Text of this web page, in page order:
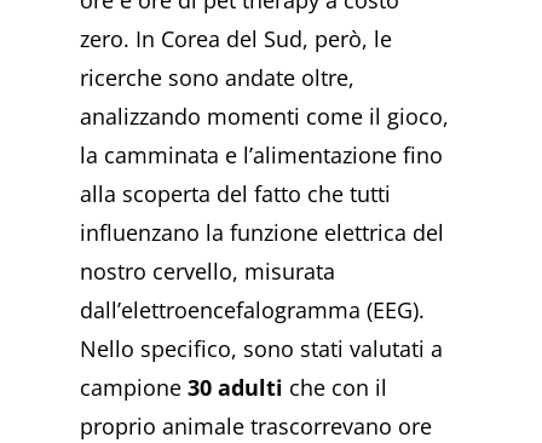
zero. In Corea del Sud, però, le
ricerche sono andate oltre,
analizzando momenti come il gioco,
la camminata e l’alimentazione fino
alla scoperta del fatto che tutti
influenzano la funzione elettrica del
nostro cervello, misurata
dall’elettroencefalogramma (EEG).
Nello specifico, sono stati valutati a
campione30 adulti che con il
proprio animale trascorrevano ore